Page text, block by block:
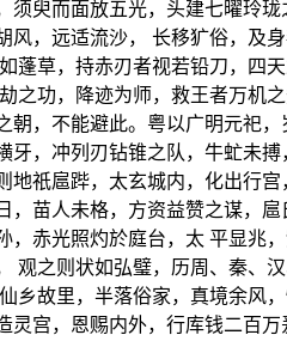
须臾而面放五光，头建七曜玲
风，远适流沙， 长移犷俗，及
蓬草，持赤刃者视若铅刀，四
之功，降迹为师，救王者万机
朝，不能避此。粤以广明元祀
牙，冲列刃钻锥之队，牛虻未
地祇扈跸，太玄城内，化出行
，苗人未格，方资益赞之谋，
，赤光照灼於庭台，太 平显兆
观之则状如弘璧，历周、秦、
乡故里，半落俗家，真境余风
灵宫，恩赐内外，行库钱二百